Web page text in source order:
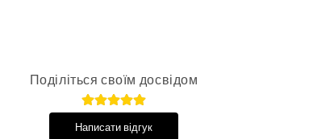
Поділіться своїм досвідом
Написати відгук